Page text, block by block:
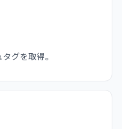
グを取得。